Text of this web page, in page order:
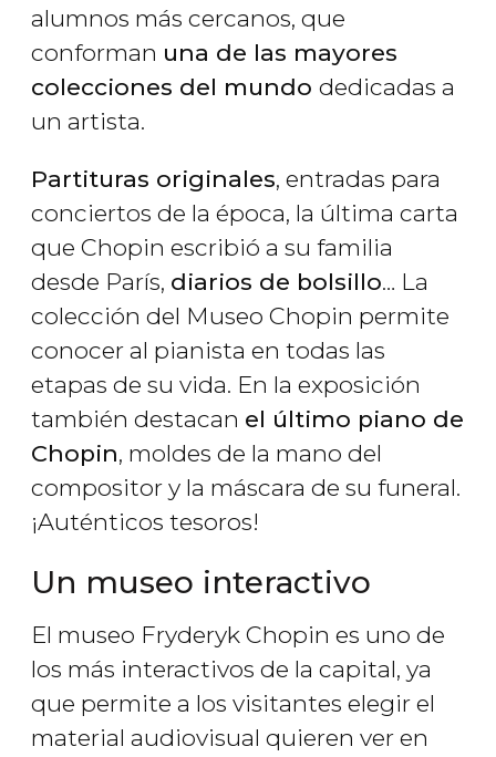
alumnos más cercanos, que
conforman una de las mayores
colecciones del mundo dedicadas a
un artista.
Partituras originales, entradas para
conciertos de la época, la última carta
que Chopin escribió a su familia
desde París, diarios de bolsillo… La
colección del Museo Chopin permite
conocer al pianista en todas las
etapas de su vida. En la exposición
también destacan el último piano de
Chopin, moldes de la mano del
compositor y la máscara de su funeral.
¡Auténticos tesoros!
Un museo interactivo
El museo Fryderyk Chopin es uno de
los más interactivos de la capital, ya
que permite a los visitantes elegir el
material audiovisual quieren ver en